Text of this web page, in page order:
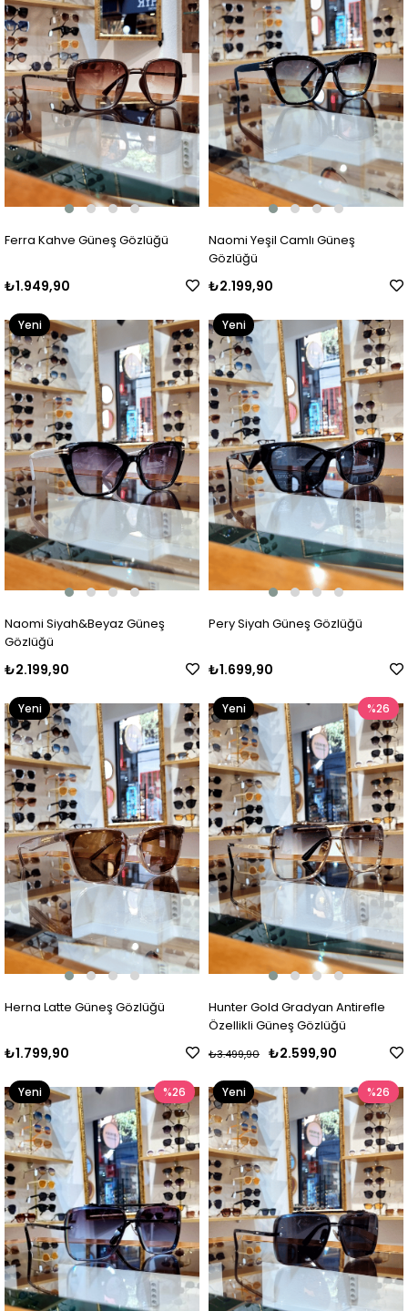
Ferra Kahve Güneş Gözlüğü
₺1.949,90
Naomi Yeşil Camlı Güneş
Gözlüğü
₺2.199,90
Naomi Siyah&Beyaz Güneş
Gözlüğü
₺2.199,90
Yeni
Ürün
Pery Siyah Güneş Gözlüğü
₺1.699,90
Yeni
Ürün
Herna Latte Güneş Gözlüğü
₺1.799,90
Yeni
Ürün
Hunter Gold Gradyan Antirefle
Özellikli Güneş Gözlüğü
₺2.599,90
₺3.499,90
%26
Yeni
Ürün
%26
Yeni
Ürün
%26
Yeni
Ürün